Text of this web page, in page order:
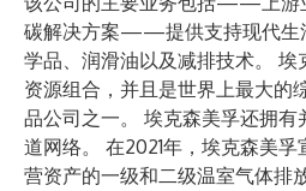
碳解决方案——提供支持现代生
学品、润滑油以及减排技术。
资源组合，并且是世界上最大的
品公司之一。 埃克森美孚还拥有
道网络。 在2021年，埃克森美
营资产的一级和二级温室气体排